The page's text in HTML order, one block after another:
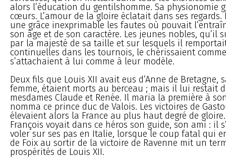
alors l’éducation du gentilshomme. Sa physionomie
cœurs. L’amour de la gloire éclatait dans ses regards.
une grâce inexprimable les fautes où pouvait
son âge et de son caractère. Les jeunes nobles, qu’il
par la majesté de sa taille et sur lesquels il
continuelles dans les tournois, le chérissaient
s’attachaient à lui comme à leur modèle.
Deux fils que Louis XII avait eus d’Anne de Bretagne,
femme, étaient morts au berceau ; mais il lui restait
mesdames Claude et Renée. Il maria la première à
nomma ce prince duc de Valois. Les victoires de
élevaient alors la France au plus haut degré de
François voyait dans ce héros son guide, son ami : il
voler sur ses pas en Italie, lorsque le coup fatal qui
de Foix au sortir de la victoire de Ravenne mit un
prospérités de Louis XII.